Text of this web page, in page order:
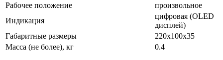
Рабочее положение
произвольное
Индикация
цифровая (OLED
дисплей)
Габаритные размеры
220х100х35
Масса (не более), кг
0.4